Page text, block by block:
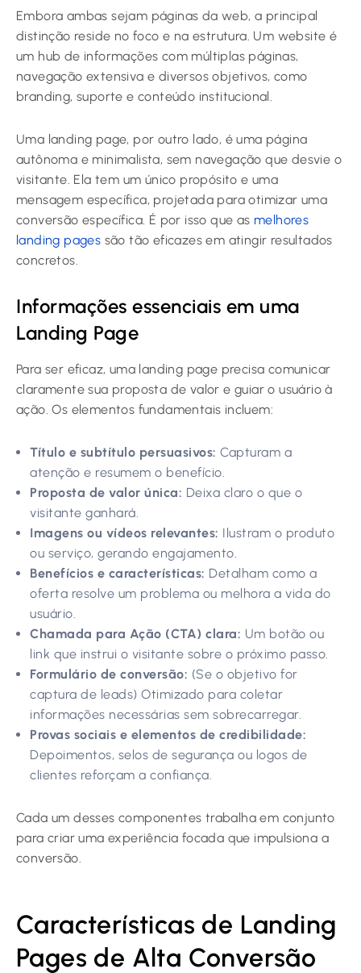
Embora ambas sejam páginas da web, a principal
distinção reside no foco e na estrutura. Um website é
um hub de informações com múltiplas páginas,
navegação extensiva e diversos objetivos, como
branding, suporte e conteúdo institucional.
Uma landing page, por outro lado, é uma página
autônoma e minimalista, sem navegação que desvie o
visitante. Ela tem um único propósito e uma
mensagem específica, projetada para otimizar uma
conversão específica. É por isso que as melhores
landing pages são tão eficazes em atingir resultados
concretos.
Informações essenciais em uma
Landing Page
Para ser eficaz, uma landing page precisa comunicar
claramente sua proposta de valor e guiar o usuário à
ação. Os elementos fundamentais incluem:
Título e subtítulo persuasivos: Capturam a
atenção e resumem o benefício.
Proposta de valor única: Deixa claro o que o
visitante ganhará.
Imagens ou vídeos relevantes: Ilustram o produto
ou serviço, gerando engajamento.
Benefícios e características: Detalham como a
oferta resolve um problema ou melhora a vida do
usuário.
Chamada para Ação (CTA) clara: Um botão ou
link que instrui o visitante sobre o próximo passo.
Formulário de conversão: (Se o objetivo for
captura de leads) Otimizado para coletar
informações necessárias sem sobrecarregar.
Provas sociais e elementos de credibilidade:
Depoimentos, selos de segurança ou logos de
clientes reforçam a confiança.
Cada um desses componentes trabalha em conjunto
para criar uma experiência focada que impulsiona a
conversão.
Características de Landing
Pages de Alta Conversão